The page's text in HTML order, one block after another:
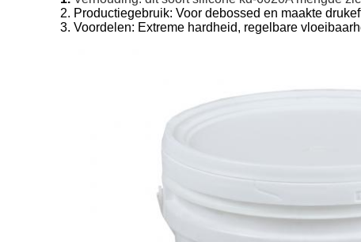
2. Productiegebruik: Voor debossed en maakte
3. Voordelen: Extreme hardheid, regelbare